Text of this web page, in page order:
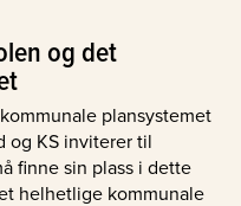
og det
plansystemet
og KS inviterer til
finne sin plass i dette
helhetlige kommunale